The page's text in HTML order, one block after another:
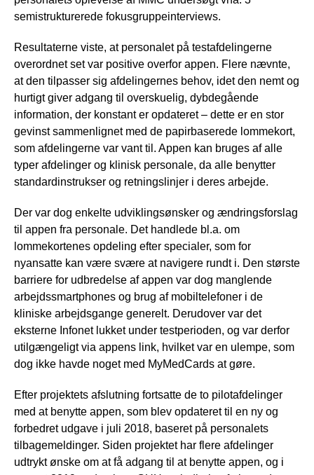
semistrukturerede fokusgruppeinterviews.
Resultaterne viste, at personalet på testafdelingerne
overordnet set var positive overfor appen. Flere nævnte,
at den tilpasser sig afdelingernes behov, idet den nemt og
hurtigt giver adgang til overskuelig, dybdegående
information, der konstant er opdateret – dette er en stor
gevinst sammenlignet med de papirbaserede lommekort,
som afdelingerne var vant til. Appen kan bruges af alle
typer afdelinger og klinisk personale, da alle benytter
standardinstrukser og retningslinjer i deres arbejde.
Der var dog enkelte udviklingsønsker og ændringsforslag
til appen fra personale. Det handlede bl.a. om
lommekortenes opdeling efter specialer, som for
nyansatte kan være svære at navigere rundt i. Den største
barriere for udbredelse af appen var dog manglende
arbejdssmartphones og brug af mobiltelefoner i de
kliniske arbejdsgange generelt. Derudover var det
eksterne Infonet lukket under testperioden, og var derfor
utilgængeligt via appens link, hvilket var en ulempe, som
dog ikke havde noget med MyMedCards at gøre.
Efter projektets afslutning fortsatte de to pilotafdelinger
med at benytte appen, som blev opdateret til en ny og
forbedret udgave i juli 2018, baseret på personalets
tilbagemeldinger. Siden projektet har flere afdelinger
udtrykt ønske om at få adgang til at benytte appen, og i